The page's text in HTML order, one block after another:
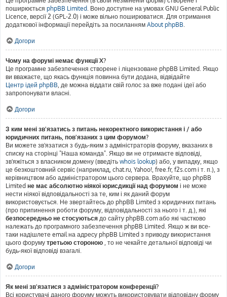
поширюється phpBB Limited. Воно доступне на умовах GNU General Public
Licence, версії 2 (GPL-2.0) і може вільно поширюватися. Для отримання
додаткової інформації перейдіть за посиланням About phpBB.
Догори
Чому на форумі немає функції X?
Це програмне забезпечення створене і ліцензоване phpBB Limited. Якщо
ви вважаєте, що якась функція повинна бути додана, відвідайте
Центр ідей phpBB, де можна віддати свій голос за вже подані ідеї або
запропонувати власні.
Догори
З ким мені зв'язатись з питань некоректного використання і / або
юридичних питань, пов'язаних з цим форумом?
Ви можете зв'язатися з будь-яким з адміністраторів форуму, вказаних в
списку на сторінці "Наша команда". Якщо ви не отримаєте відповіді,
зв'яжіться з власником домену (введіть whois lookup) або, у випадку, якщо
це безкоштовний сервіс (наприклад, chat.ru, Yahoo!, free.fr, f2s.com і т. п.), з
керівництвом або адміністратором цього сервера. Врахуйте, що phpBB
Limited не має абсолютно ніякої юрисдикції над форумом і не може
нести ніякої відповідальності за те, ким і як даний форум
використовується. Не звертайтесь до phpBB Limited з юридичних питань
(про припинення роботи форуму, відповідальності за нього і т. д.), які
безпосередньо не стосуються до сайту phpBB.com або які частково
належать до програмного забезпечення phpBB Limited. Якщо ж ви все-
таки надішлете email на адресу phpBB Limited з приводу використання
цього форуму третьою стороною , то не чекайте детальної відповіді чи
будь-якої відповіді взагалі.
Догори
Як мені зв'язатися з адміністратором конференції?
Всі користувачі даного форуму можуть використовувати відповідну форму